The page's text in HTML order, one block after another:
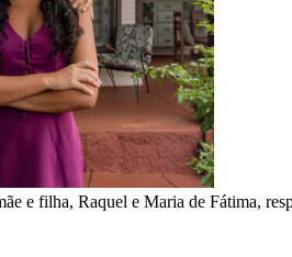
e filha, Raquel e Maria de Fátima,